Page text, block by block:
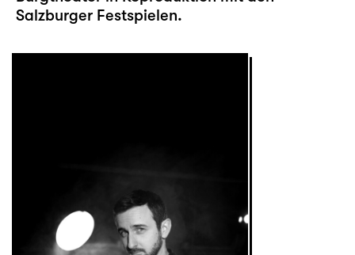
Salzburger Festspielen.